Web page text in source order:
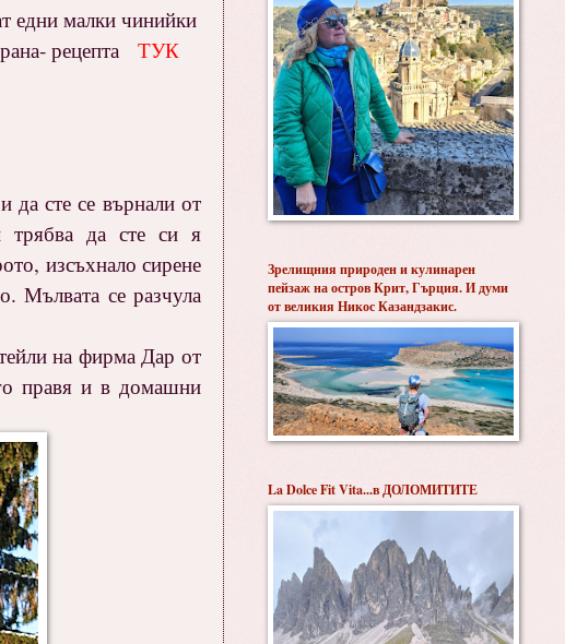
едни малки чинийки
рецепта
ТУК
да сте се върнали от
трябва да сте си я
изсъхнало сирене
Мълвата се разчула
на фирма Дар от
правя и в домашни
Зрелищния природен и кулинарен
пейзаж на остров Крит, Гърция. И думи
от великия Никос Казандзакис.
La Dolce Fit Vita...в ДОЛОМИТИТЕ